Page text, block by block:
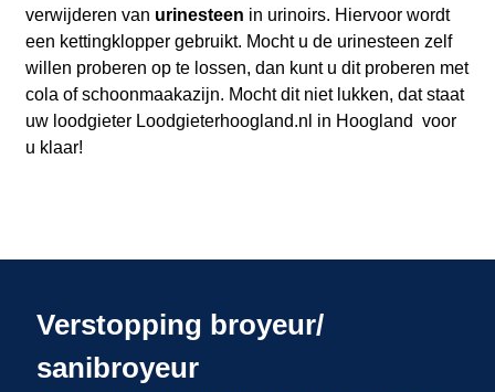
verwijderen van urinesteen in urinoirs. Hiervoor wordt
een kettingklopper gebruikt. Mocht u de urinesteen zelf
willen proberen op te lossen, dan kunt u dit proberen met
cola of schoonmaakazijn. Mocht dit niet lukken, dat staat
uw loodgieter Loodgieterhoogland.nl in Hoogland voor
u klaar!
Verstopping broyeur/
sanibroyeur